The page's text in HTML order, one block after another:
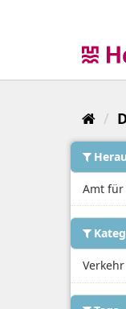
Amt
Verkehr